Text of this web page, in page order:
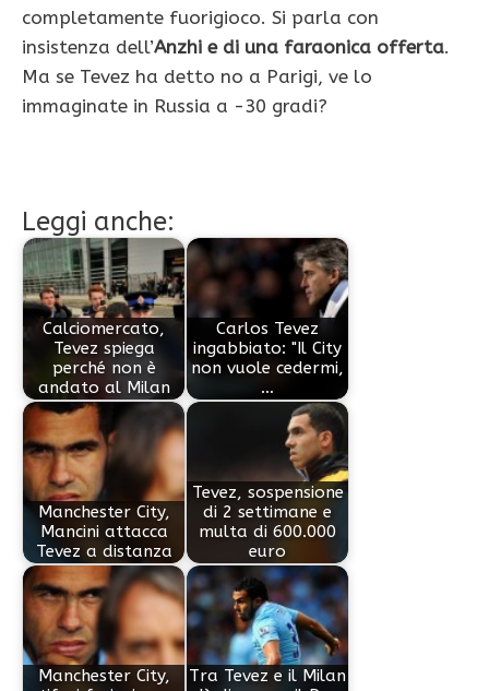
completamente fuorigioco. Si parla con
insistenza dell’Anzhi e di una faraonica offerta.
Ma se Tevez ha detto no a Parigi, ve lo
immaginate in Russia a -30 gradi?
Leggi anche:
Calciomercato,
Tevez spiega
perché non è
andato al Milan
Carlos Tevez
ingabbiato: "Il City
non vuole cedermi,
…
Manchester City,
Mancini attacca
Tevez a distanza
Tevez, sospensione
di 2 settimane e
multa di 600.000
euro
Manchester City,
Tra Tevez e il Milan